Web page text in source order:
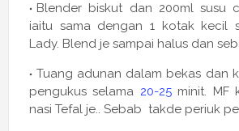
Blender biskut dan 200ml susu
iaitu sama dengan 1 kotak kecil
Lady. Blend je sampai halus dan
Tuang adunan dalam bekas dan
pengukus selama 20-25minit. MF
nasi Tefal je.. Sebab takde periuk